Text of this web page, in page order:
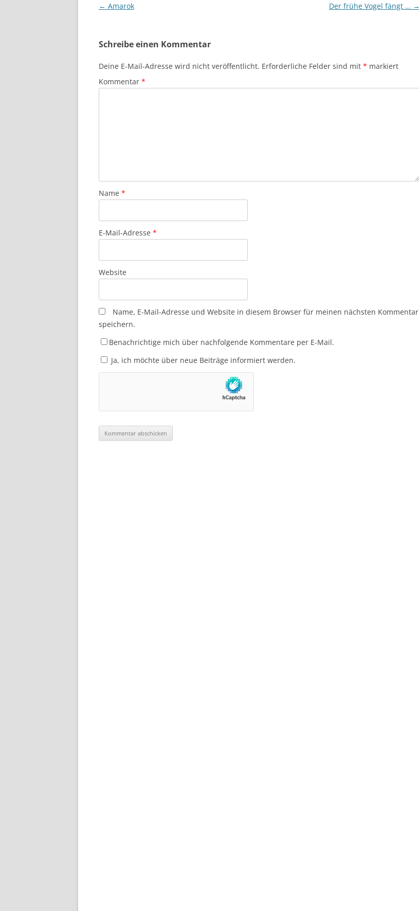
Beitragsnavigation
← Amarok Der frühe Vogel fängt … →
Schreibe einen Kommentar
Deine E-Mail-Adresse wird nicht veröffentlicht. Erforderliche Felder sind mit * markiert
Kommentar *
Name *
E-Mail-Adresse *
Website
Name, E-Mail-Adresse und Website in diesem Browser für meinen nächsten Kommentar
speichern.
Benachrichtige mich über nachfolgende Kommentare per E-Mail.
Ja, ich möchte über neue Beiträge informiert werden.